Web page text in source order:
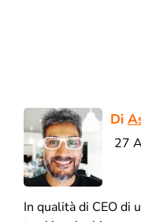
Di
27
In qualità di CEO di